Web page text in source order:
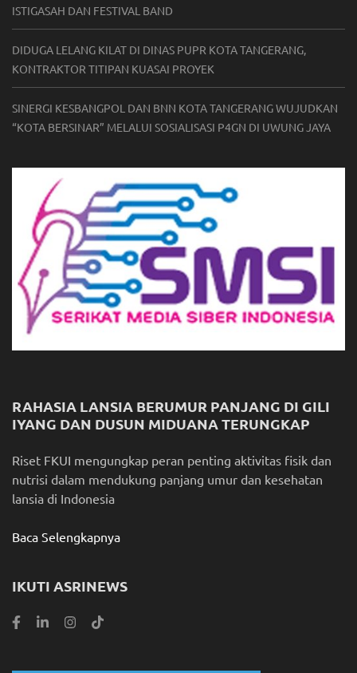
ISTIGASAH DAN FESTIVAL BAND
DIDUGA LELANG KILAT DI DINAS PUPR KOTA TANGERANG,
KONTRAKTOR TITIPAN KUASAI PROYEK
SINERGI KESBANGPOL DAN BNN KOTA TANGERANG WUJUDKAN
“KOTA BERSINAR” MELALUI SOSIALISASI P4GN DI UWUNG JAYA
RAHASIA LANSIA BERUMUR PANJANG DI GILI
IYANG DAN DUSUN MIDUANA TERUNGKAP
Riset FKUI mengungkap peran penting aktivitas fisik dan
nutrisi dalam mendukung panjang umur dan kesehatan
lansia di Indonesia
Baca Selengkapnya
IKUTI ASRINEWS